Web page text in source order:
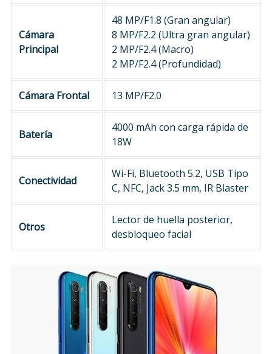
Cámara
Principal
48 MP/F1.8 (Gran angular)
8 MP/F2.2 (Ultra gran angular)
2 MP/F2.4 (Macro)
2 MP/F2.4 (Profundidad)
Cámara Frontal 13 MP/F2.0
Batería
4000 mAh con carga rápida de
18W
Conectividad
Wi-Fi, Bluetooth 5.2, USB Tipo
C, NFC, Jack 3.5 mm, IR Blaster
Otros
Lector de huella posterior,
desbloqueo facial